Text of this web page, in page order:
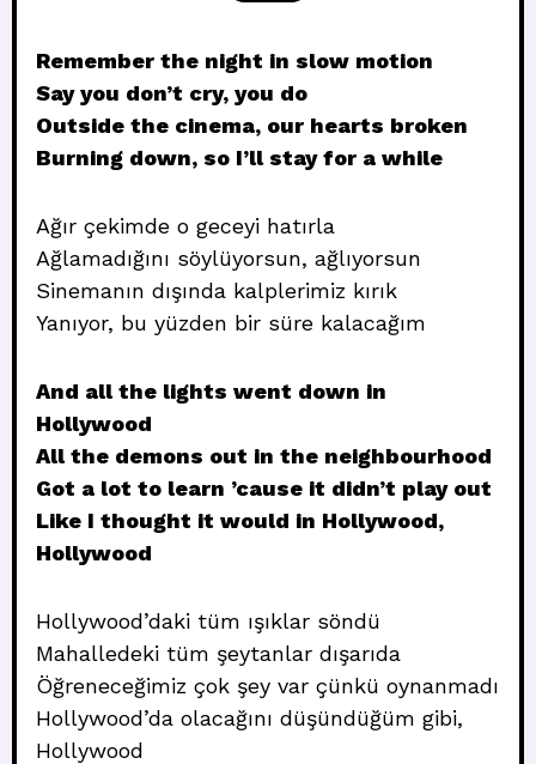
Remember the night in slow motion
Say you don’t cry, you do
Outside the cinema, our hearts broken
Burning down, so I’ll stay for a while
Ağır çekimde o geceyi hatırla
Ağlamadığını söylüyorsun, ağlıyorsun
Sinemanın dışında kalplerimiz kırık
Yanıyor, bu yüzden bir süre kalacağım
And all the lights went down in
Hollywood
All the demons out in the neighbourhood
Got a lot to learn ’cause it didn’t play out
Like I thought it would in Hollywood,
Hollywood
Hollywood’daki tüm ışıklar söndü
Mahalledeki tüm şeytanlar dışarıda
Öğreneceğimiz çok şey var çünkü oynanmadı
Hollywood’da olacağını düşündüğüm gibi,
Hollywood